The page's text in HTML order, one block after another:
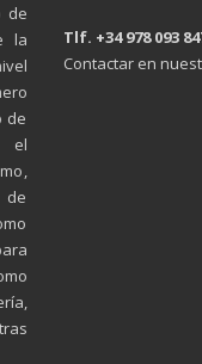
de
la
de
el
de
Tlf. +34 978 093
Contactar en